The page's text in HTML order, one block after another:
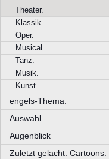
Theater.
Klassik.
Oper.
Musical.
Tanz.
Musik.
Kunst.
engels-Thema.
Auswahl.
Augenblick
Zuletzt gelacht: Cartoons.